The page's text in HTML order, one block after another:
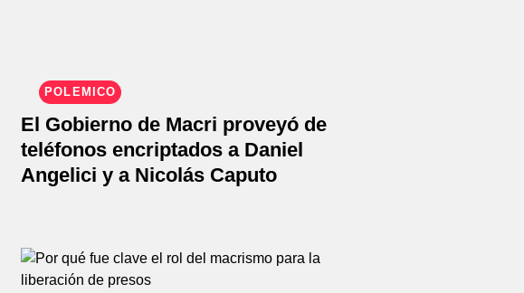
POLÉMICO
El Gobierno de Macri proveyó de
teléfonos encriptados a Daniel
Angelici y a Nicolás Caputo